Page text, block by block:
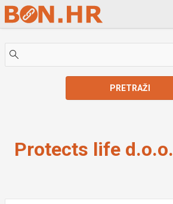
Skip to Main Content
PRETRAŽI
Protects life d.o.o.